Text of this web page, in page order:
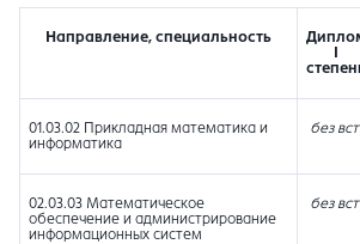
Направление, специальность
01.03.02 Прикладная математика и
информатика
без
02.03.03 Математическое
обеспечение и администрирование
информационных систем
без